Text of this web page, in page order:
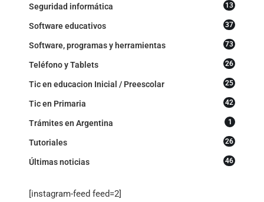
Seguridad informática 13
Software educativos 37
Software, programas y herramientas 73
Teléfono y Tablets 26
Tic en educacion Inicial / Preescolar 25
Tic en Primaria 42
Trámites en Argentina 1
Tutoriales 26
Últimas noticias 46
[instagram-feed feed=2]